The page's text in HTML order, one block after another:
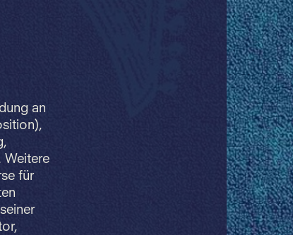
an
Weitere
für